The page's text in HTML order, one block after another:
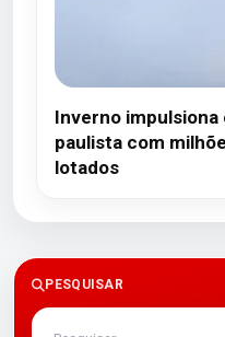
Inverno
paulista com
lotados
PESQUISAR